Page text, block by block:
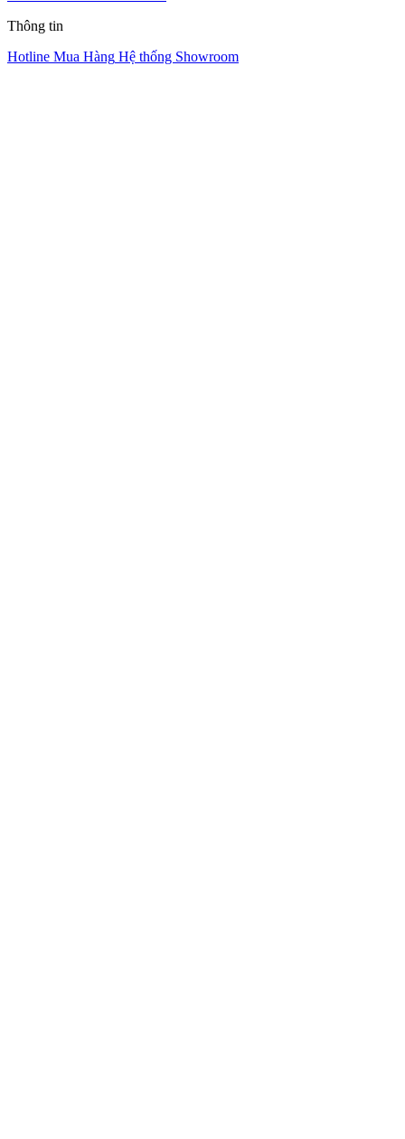
Thông tin
Hotline Mua Hàng Hệ thống Showroom